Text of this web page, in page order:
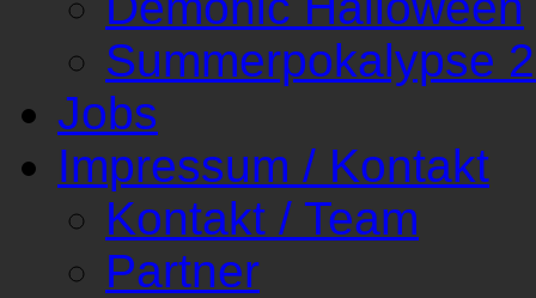
Summerpokalypse
Jobs
Impressum / Kontakt
Kontakt / Team
Partner